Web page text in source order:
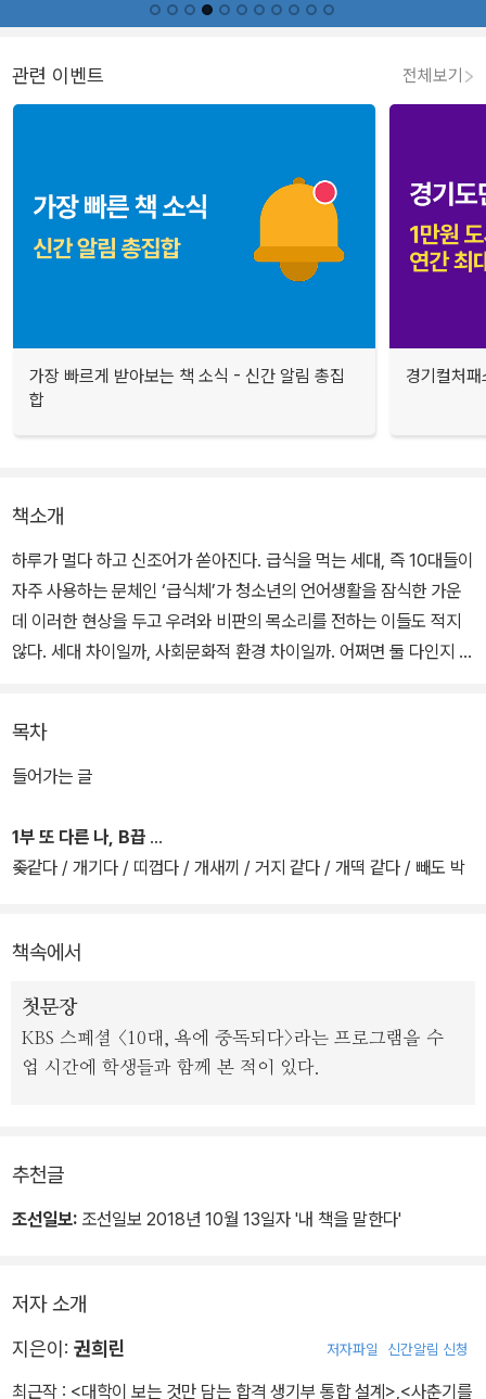
관련 이벤트 전체보기
가장 빠르게 받아보는 책 소식 - 신간 알림 총집
합
경기컬처
책소개
하루가 멀다 하고 신조어가 쏟아진다. 급식을 먹는 세대, 즉 10대들이
자주 사용하는 문체인 ‘급식체’가 청소년의 언어생활을 잠식한 가운
데 이러한 현상을 두고 우려와 비판의 목소리를 전하는 이들도 적지
않다. 세대 차이일까, 사회문화적 환경 차이일까. 어쩌면 둘 다인지 모
듯하다.
지는 시기다. <B끕 언어, 세상에 태클 걸다>는 2013년에 출간되어
화제를 모았던 <B끕 언어>의 개정판으로 청소년의 말, 그중에서도
층 진하고 깊어진 비속어 문화에 뒤처지지 않고자, 출간 직전까지 단
자 했다.
작가는 “모르면 나이 든 내 탓”을 해야 하는 각종 신조어 대신 보편적
대와 세대를 통과하여 ‘장시간 우려낸’ 비속어들을 먼저 살펴봐야 한
면서’ 동시에 본인의 경험과 사례를 통해 다채로운 이야기를 풀어 나
미를 더한다.
목차
들어가는 글
1부 또 다른 나, B끕
좆같다 / 개기다 / 띠껍다 / 개새끼 / 거지 같다 / 개떡 같다 / 빼도 박
책속에서
첫문장
KBS 스폐셜 <10대, 욕에 중독되다>라는 프로그램을 수
업 시간에 학생들과 함께 본 적이 있다.
추천글
조선일보: 조선일보 2018년 10월 13일자 '내 책을 말한다'
저자 소개
지은이: 권희린 저자파일 신간알림 신청
최근작 : <대학이 보는 것만 담는 합격 생기부 통합 설계>,<사춘기를